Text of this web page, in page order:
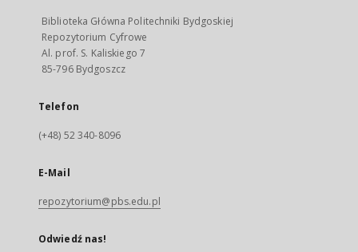
Biblioteka Główna Politechniki Bydgoskiej
Repozytorium Cyfrowe
Al. prof. S. Kaliskiego 7
85-796 Bydgoszcz
Telefon
(+48) 52 340-8096
E-Mail
repozytorium@pbs.edu.pl
Odwiedź nas!